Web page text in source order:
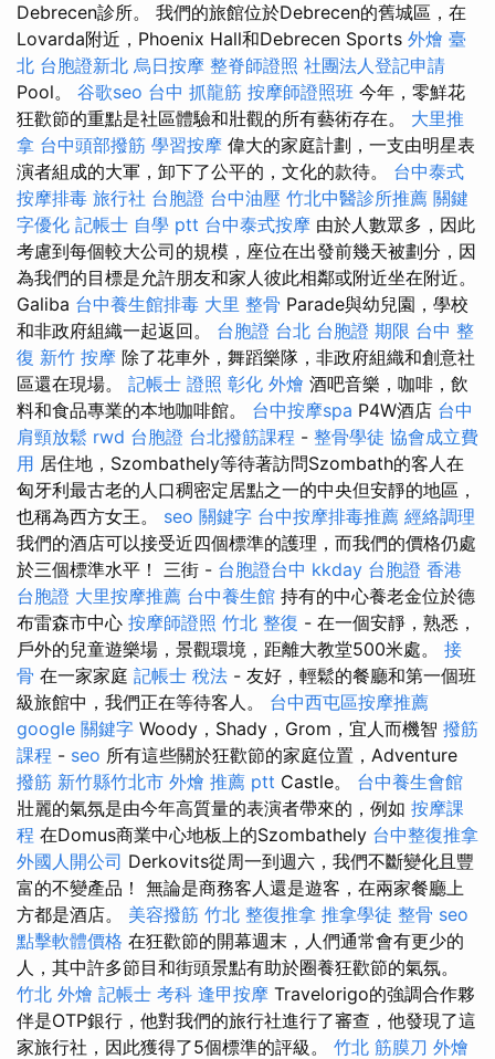
Debrecen診所。 我們的旅館位於Debrecen的舊城區，在
Lovarda附近，Phoenix Hall和Debrecen Sports 外燴 臺
北 台胞證新北 烏日按摩 整脊師證照 社團法人登記申請
Pool。 谷歌seo 台中 抓龍筋 按摩師證照班 今年，零鮮花
狂歡節的重點是社區體驗和壯觀的所有藝術存在。 大里推
拿 台中頭部撥筋 學習按摩 偉大的家庭計劃，一支由明星表
演者組成的大軍，卸下了公平的，文化的款待。 台中泰式
按摩排毒 旅行社 台胞證 台中油壓 竹北中醫診所推薦 關鍵
字優化 記帳士 自學 ptt 台中泰式按摩 由於人數眾多，因此
考慮到每個較大公司的規模，座位在出發前幾天被劃分，因
為我們的目標是允許朋友和家人彼此相鄰或附近坐在附近。
Galiba 台中養生館排毒 大里 整骨 Parade與幼兒園，學校
和非政府組織一起返回。 台胞證 台北 台胞證 期限 台中 整
復 新竹 按摩 除了花車外，舞蹈樂隊，非政府組織和創意社
區還在現場。 記帳士 證照 彰化 外燴 酒吧音樂，咖啡，飲
料和食品專業的本地咖啡館。 台中按摩spa P4W酒店 台中
肩頸放鬆 rwd 台胞證 台北撥筋課程 - 整骨學徒 協會成立費
用 居住地，Szombathely等待著訪問Szombath的客人在
匈牙利最古老的人口稠密定居點之一的中央但安靜的地區，
也稱為西方女王。 seo 關鍵字 台中按摩排毒推薦 經絡調理
我們的酒店可以接受近四個標準的護理，而我們的價格仍處
於三個標準水平！ 三街 - 台胞證台中 kkday 台胞證 香港
台胞證 大里按摩推薦 台中養生館 持有的中心養老金位於德
布雷森市中心 按摩師證照 竹北 整復 - 在一個安靜，熟悉，
戶外的兒童遊樂場，景觀環境，距離大教堂500米處。 接
骨 在一家家庭 記帳士 稅法 - 友好，輕鬆的餐廳和第一個班
級旅館中，我們正在等待客人。 台中西屯區按摩推薦
google 關鍵字 Woody，Shady，Grom，宜人而機智 撥筋
課程 - seo 所有這些關於狂歡節的家庭位置，Adventure
撥筋 新竹縣竹北市 外燴 推薦 ptt Castle。 台中養生會館
壯麗的氣氛是由今年高質量的表演者帶來的，例如 按摩課
程 在Domus商業中心地板上的Szombathely 台中整復推拿
外國人開公司 Derkovits從周一到週六，我們不斷變化且豐
富的不變產品！ 無論是商務客人還是遊客，在兩家餐廳上
方都是酒店。 美容撥筋 竹北 整復推拿 推拿學徒 整骨 seo
點擊軟體價格 在狂歡節的開幕週末，人們通常會有更少的
人，其中許多節目和街頭景點有助於圈養狂歡節的氣氛。
竹北 外燴 記帳士 考科 逢甲按摩 Travelorigo的強調合作夥
伴是OTP銀行，他對我們的旅行社進行了審查，他發現了這
家旅行社，因此獲得了5個標準的評級。 竹北 筋膜刀 外燴